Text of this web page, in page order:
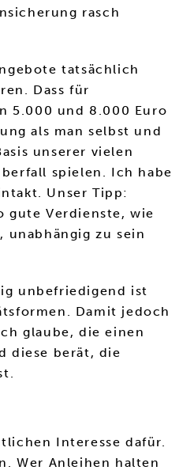
rasch
tatsächlich
Dass für
5.000 und 8.000 Euro
als man selbst und
unserer vielen
spielen. Ich habe
Unser Tipp:
gute Verdienste, wie
zu sein
unbefriedigend ist
Damit jedoch
glaube, die einen
diese berät, die
Interesse dafür.
Wer Anleihen halten